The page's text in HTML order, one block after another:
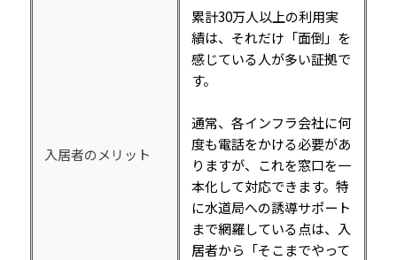
入居者のメリット
累計30万人以上の利用実
績は、それだけ「面倒」を
感じている人が多い証拠で
す。
通常、各インフラ会社に何
度も電話をかける必要があ
りますが、これを窓口を一
本化して対応できます。特
に水道局への誘導サポート
まで網羅している点は、入
居者から「そこまでやって